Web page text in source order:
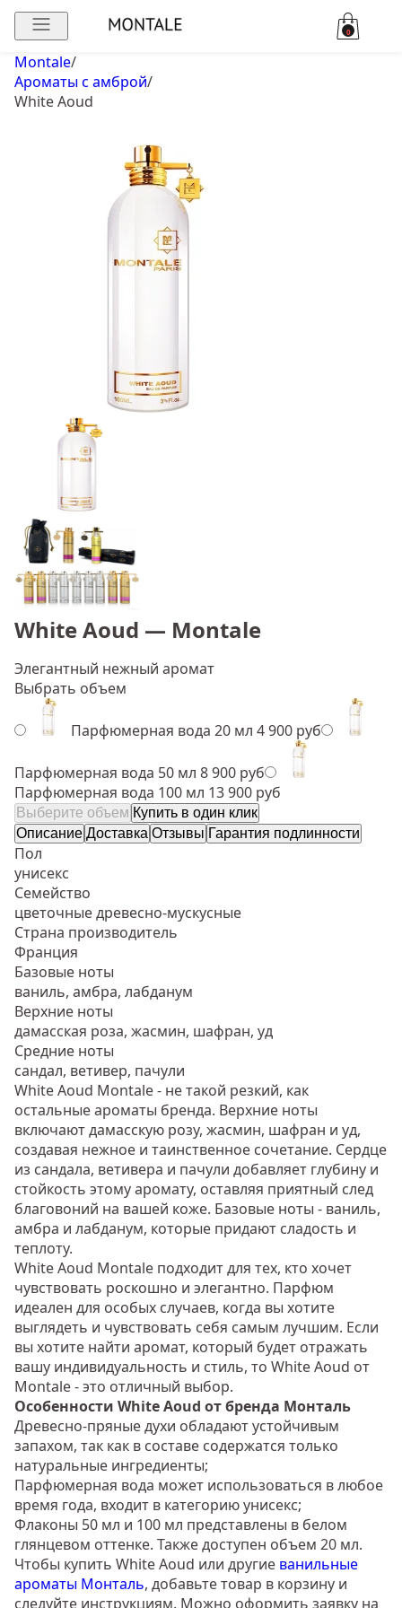
0
Montale/
Ароматы с амброй/
White Aoud
White Aoud — Montale
Элегантный нежный аромат
Выбрать объем
Парфюмерная вода 20 мл 4 900 руб
Парфюмерная вода 50 мл 8 900 руб
Парфюмерная вода 100 мл 13 900 руб
Выберите объем Купить в один клик
Описание Доставка Отзывы Гарантия подлинности
Пол
унисекс
Семейство
цветочные древесно-мускусные
Страна производитель
Франция
Базовые ноты
ваниль, амбра, лабданум
Верхние ноты
дамасская роза, жасмин, шафран, уд
Средние ноты
сандал, ветивер, пачули
White Aoud Montale - не такой резкий, как
остальные ароматы бренда. Верхние ноты
включают дамасскую розу, жасмин, шафран и уд,
создавая нежное и таинственное сочетание. Сердце
из сандала, ветивера и пачули добавляет глубину и
стойкость этому аромату, оставляя приятный след
благовоний на вашей коже. Базовые ноты - ваниль,
амбра и лабданум, которые придают сладость и
теплоту.
White Aoud Montale подходит для тех, кто хочет
чувствовать роскошно и элегантно. Парфюм
идеален для особых случаев, когда вы хотите
выглядеть и чувствовать себя самым лучшим. Если
вы хотите найти аромат, который будет отражать
вашу индивидуальность и стиль, то White Aoud от
Montale - это отличный выбор.
Особенности White Aoud от бренда Монталь
Древесно-пряные духи обладают устойчивым
запахом, так как в составе содержатся только
натуральные ингредиенты;
Парфюмерная вода может использоваться в любое
время года, входит в категорию унисекс;
Флаконы 50 мл и 100 мл представлены в белом
глянцевом оттенке. Также доступен объем 20 мл.
Чтобы купить White Aoud или другие ванильные
ароматы Монталь, добавьте товар в корзину и
следуйте инструкциям. Можно оформить заявку на